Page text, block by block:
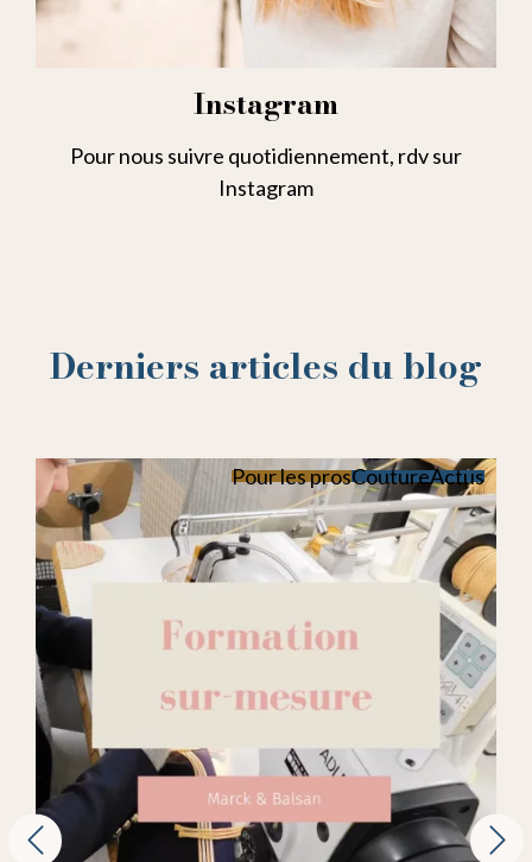
Instagram
Pour nous suivre quotidiennement, rdv sur
Instagram
Derniers articles du blog
Actus
Couture
Pour les pros